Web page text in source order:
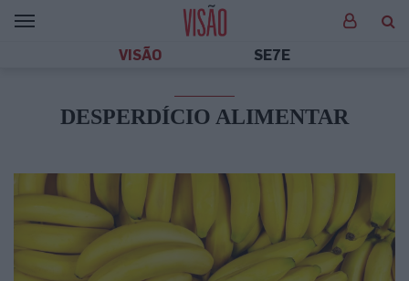
VISÃO SE7E
DESPERDÍCIO ALIMENTAR